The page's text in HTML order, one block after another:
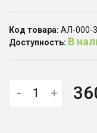
Код товара: АЛ-000-
Доступность: В
- +